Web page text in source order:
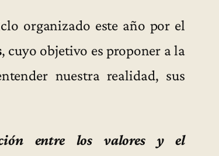
organizado este año por el
, cuyo objetivo es proponer a la
nuestra realidad, sus
entre los valores y el